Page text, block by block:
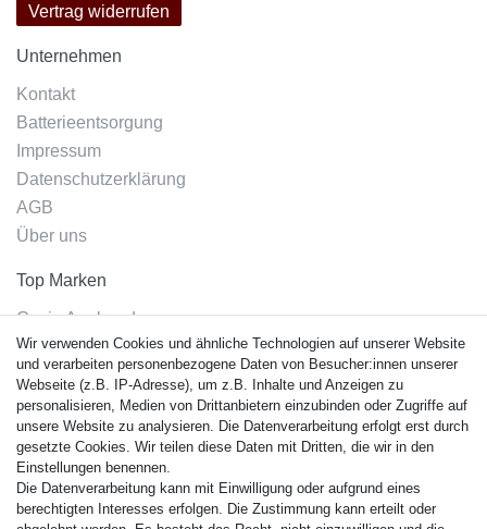
Vertrag widerrufen
Unternehmen
Kontakt
Batterieentsorgung
Impressum
Datenschutzerklärung
AGB
Über uns
Top Marken
Casio Armband
Festina Armband
Citizen Armband
M. Lacroix Armband
J. Lemans Armband
Uhrenarmbänder - Alle
Sicherheit
Wir verwenden Cookies und ähnliche Technologien auf unserer Website
und verarbeiten personenbezogene Daten von Besucher:innen unserer
Webseite (z.B. IP-Adresse), um z.B. Inhalte und Anzeigen zu
personalisieren, Medien von Drittanbietern einzubinden oder Zugriffe auf
unsere Website zu analysieren. Die Datenverarbeitung erfolgt erst durch
gesetzte Cookies. Wir teilen diese Daten mit Dritten, die wir in den
Einstellungen benennen.
Die Datenverarbeitung kann mit Einwilligung oder aufgrund eines
berechtigten Interesses erfolgen. Die Zustimmung kann erteilt oder